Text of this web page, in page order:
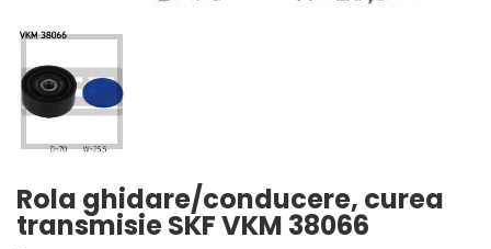
Rola ghidare/conducere, curea
transmisie SKF VKM 38066